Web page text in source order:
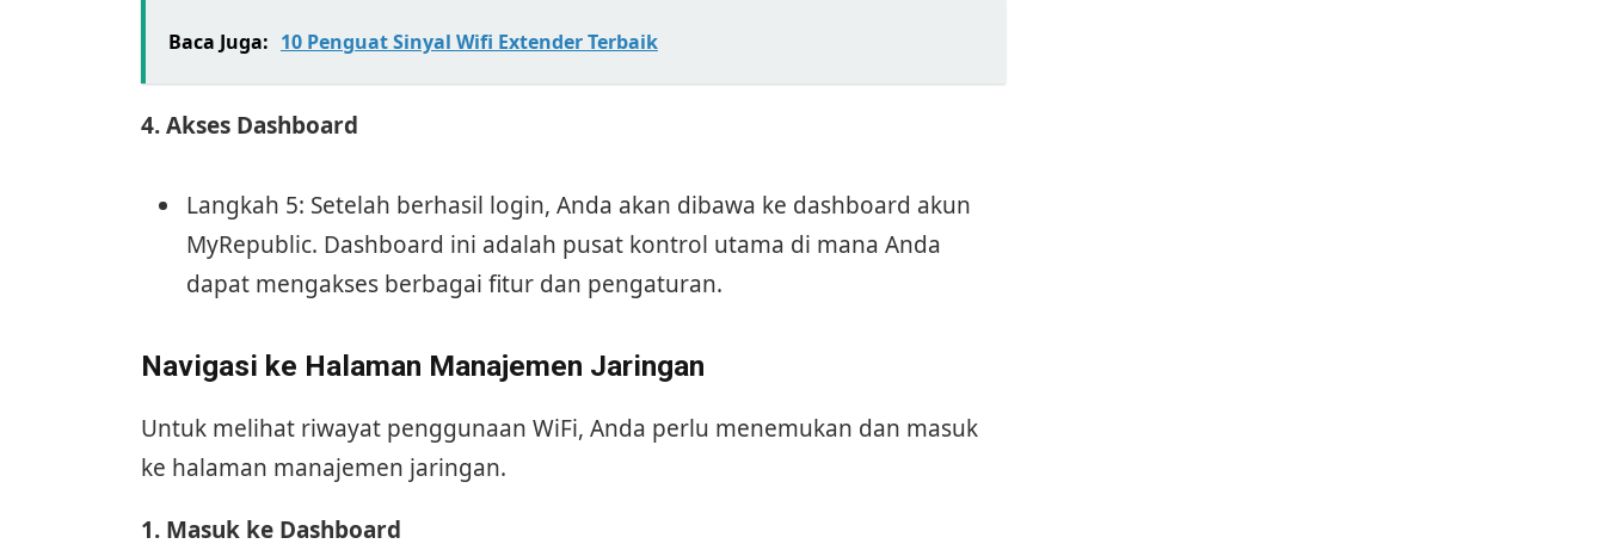
Baca Juga: 10 Penguat Sinyal Wifi Extender Terbaik
4. Akses Dashboard
Langkah 5: Setelah berhasil login, Anda akan dibawa ke dashboard akun
MyRepublic. Dashboard ini adalah pusat kontrol utama di mana Anda
dapat mengakses berbagai fitur dan pengaturan.
Navigasi ke Halaman Manajemen Jaringan
Untuk melihat riwayat penggunaan WiFi, Anda perlu menemukan dan masuk
ke halaman manajemen jaringan.
1. Masuk ke Dashboard